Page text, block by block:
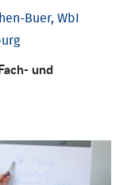
Buer, WbI
und